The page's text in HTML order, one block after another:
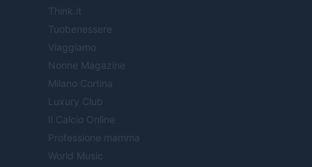
Think.it
Tuobenessere
Viaggiamo
Nonne Magazine
Milano Cortina
Luxury Club
Il Calcio Online
Professione mamma
World Music